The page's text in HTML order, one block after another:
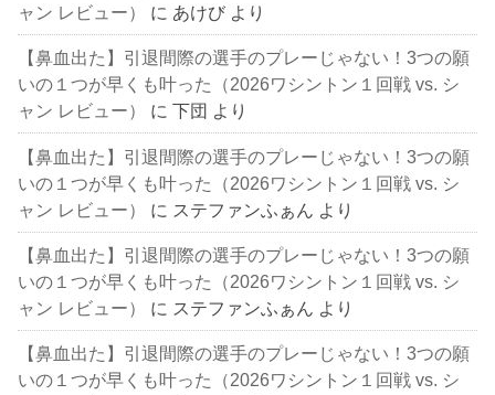
ャン レビュー）
に あけび より
【鼻血出た】引退間際の選手のプレーじゃない！3つの願
いの１つが早くも叶った（2026ワシントン１回戦 vs. シ
ャン レビュー）
に下団 より
【鼻血出た】引退間際の選手のプレーじゃない！3つの願
いの１つが早くも叶った（2026ワシントン１回戦 vs. シ
ャン レビュー）
に ステファンふぁん より
【鼻血出た】引退間際の選手のプレーじゃない！3つの願
いの１つが早くも叶った（2026ワシントン１回戦 vs. シ
ャン レビュー）
に ステファンふぁん より
【鼻血出た】引退間際の選手のプレーじゃない！3つの願
いの１つが早くも叶った（2026ワシントン１回戦 vs. シ